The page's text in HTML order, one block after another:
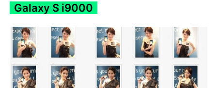
Galaxy S i9000